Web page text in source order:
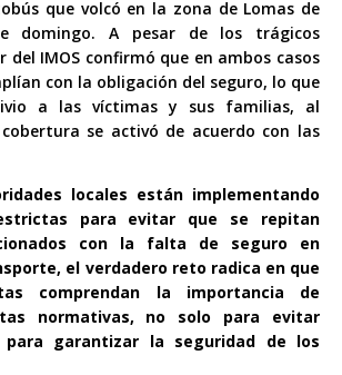
que volcó en la zona de Lomas de
domingo. A pesar de los trágicos
IMOS confirmó que en ambos casos
con la obligación del seguro, lo que
a las víctimas y sus familias, al
se activó de acuerdo con las
locales están implementando
para evitar que se repitan
con la falta de seguro en
el verdadero reto radica en que
comprendan la importancia de
normativas, no solo para evitar
para garantizar la seguridad de los